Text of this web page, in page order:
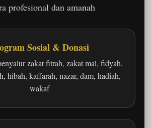
profesional dan amanah
Sosial & Donasi
zakat fitrah, zakat mal, fidyah,
hibah, kaffarah, nazar, dam, hadiah,
wakaf